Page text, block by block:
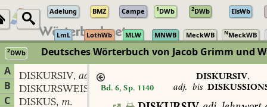
Adelung BMZ Campe 1DWb 2DWb ElsWb
LmL LothWb MLW MNWB MeckWB NMeckWB
2DWb Deutsches Wörterbuch von Jacob Grimm und
A
B
C
DISKURSIV, adj.
DISKURSWEISE
adv.
DISKUS, m.
Bd. 6, Sp. 1140
DISKURSIV,
adj. bis